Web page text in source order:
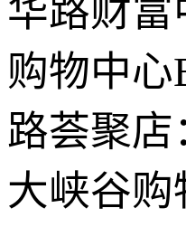
华路财
购物中
路荟聚
大峡谷